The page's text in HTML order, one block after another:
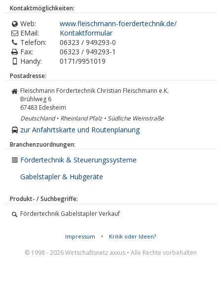
Kontaktmöglichkeiten:
Web:
www.fleischmann-foerdertechnik.de/
EMail:
Kontaktformular
Telefon:
06323 / 949293-0
Fax:
06323 / 949293-1
Handy:
0171/9951019
Postadresse:
Fleischmann Fördertechnik Christian Fleischmann e.K.
Brühlweg 6
67483 Edesheim
Deutschland • Rheinland Pfalz • Südliche Weinstraße
zur Anfahrtskarte und Routenplanung
Branchenzuordnungen:
Fördertechnik & Steuerungssysteme
Gabelstapler & Hubgeräte
Produkt- / Suchbegriffe:
Fördertechnik Gabelstapler Verkauf
Impressum • Kritik oder Ideen?
© 1998 - 2026 Wirtschaftsnetz axxus • Alle Rechte vorbehalten